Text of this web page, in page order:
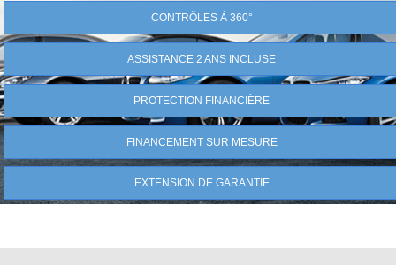
CONTRÔLES À 360°
ASSISTANCE 2 ANS INCLUSE
PROTECTION FINANCIÈRE
FINANCEMENT SUR MESURE
EXTENSION DE GARANTIE